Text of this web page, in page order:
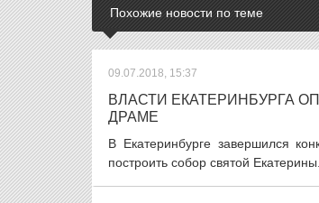
Похожие новости по теме
09.07.2018, 15:37
ВЛАСТИ ЕКАТЕРИНБУРГА
ДРАМЕ
В Екатеринбурге завершился
построить собор святой